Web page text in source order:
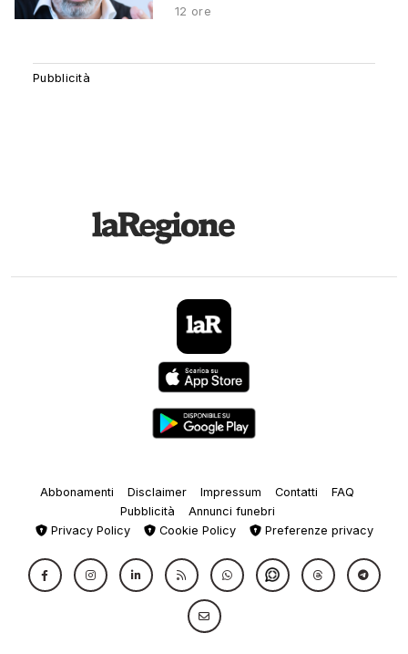
12 ore
Abbonamenti Disclaimer Impressum Contatti
FAQ
Pubblicità
Annunci funebri
Privacy Policy
Cookie Policy Preferenze privacy